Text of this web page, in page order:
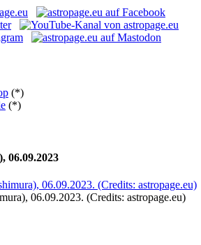
(*)
(*)
06.09.2023
06.09.2023. (Credits: astropage.eu)